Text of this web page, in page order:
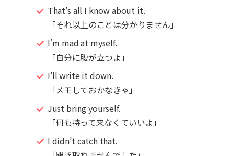
That’s all I know about it.
「それ以上のことは分かりません」
I’m mad at myself.
「自分に腹が立つよ」
I’ll write it down.
「メモしておかなきゃ」
Just bring yourself.
「何も持って来なくていいよ」
I didn’t catch that.